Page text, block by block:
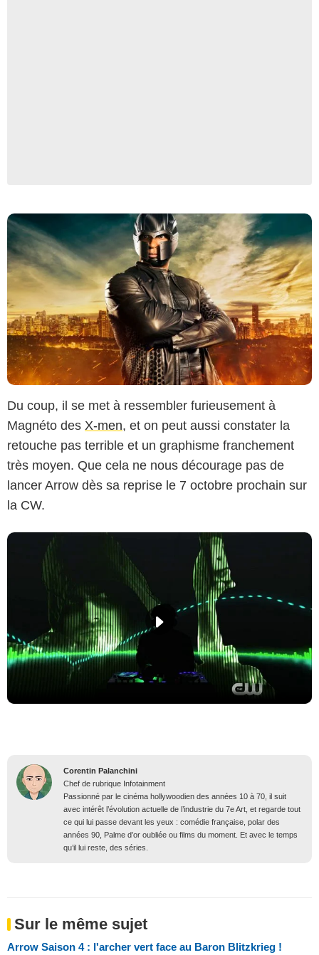
Du coup, il se met à ressembler furieusement à
Magnéto des X-men, et on peut aussi constater la
retouche pas terrible et un graphisme franchement
très moyen. Que cela ne nous décourage pas de
lancer Arrow dès sa reprise le 7 octobre prochain sur
la CW.
Corentin Palanchini
Chef de rubrique Infotainment
Passionné par le cinéma hollywoodien des années 10 à 70, il suit
avec intérêt l’évolution actuelle de l’industrie du 7e Art, et regarde tout
ce qui lui passe devant les yeux : comédie française, polar des
années 90, Palme d’or oubliée ou films du moment. Et avec le temps
qu’il lui reste, des séries.
Sur le même sujet
Arrow Saison 4 : l'archer vert face au Baron Blitzkrieg !